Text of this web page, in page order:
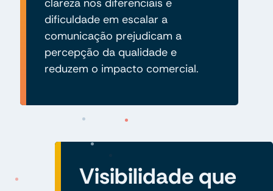
dificuldade em escalar a
comunicação prejudicam a
percepção da qualidade e
reduzem o impacto comercial.
Visibilidade que